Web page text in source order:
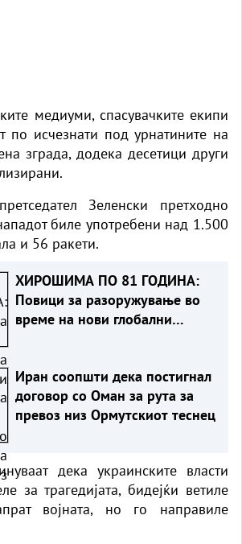
медиуми, спасувачките екипи
по исчезнати под урнатините на
зграда, додека десетици други
Зеленски претходно
биле употребени над 1.500
и 56 ракети.
ХИРОШИМА ПО 81 ГОДИНА:
Повици за разоружување во
време на нови глобални
Иран соопшти дека постигнал
договор со Оман за рута за
превоз низ Ормутскиот теснец
дека украинските власти
за трагедијата, бидејќи ветиле
војната, но го направиле